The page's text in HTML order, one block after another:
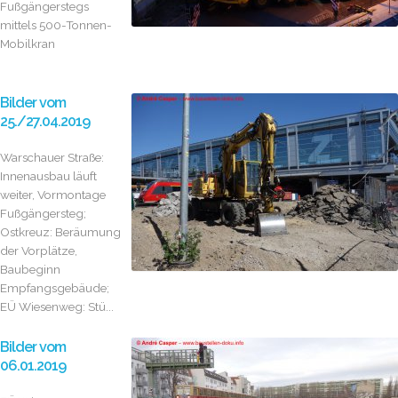
Fußgängerstegs
mittels 500-Tonnen-
Mobilkran
Bilder vom
25./27.04.2019
Warschauer Straße:
Innenausbau läuft
weiter, Vormontage
Fußgängersteg;
Ostkreuz: Beräumung
der Vorplätze,
Baubeginn
Empfangsgebäude;
EÜ Wiesenweg: Stü...
Bilder vom
06.01.2019